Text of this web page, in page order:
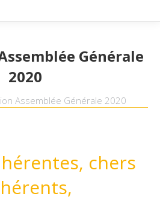
Générale
2020
Assemblée Générale 2020
chers